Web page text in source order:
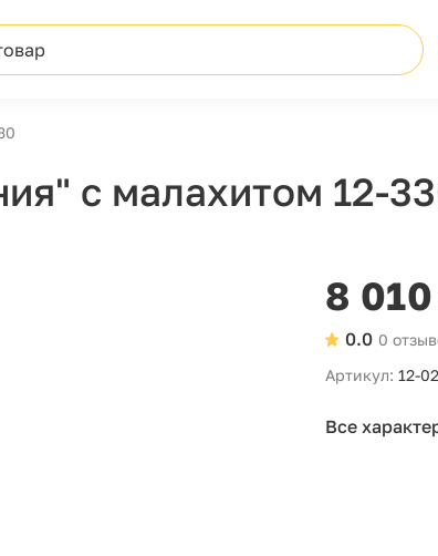
с малахитом 12-
8
0
0.0
Артикул: 12-
Все